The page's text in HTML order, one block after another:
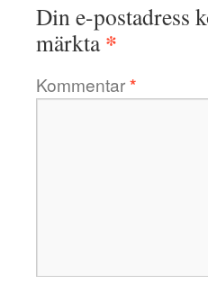
Din e-postadress
märkta*
Kommentar*